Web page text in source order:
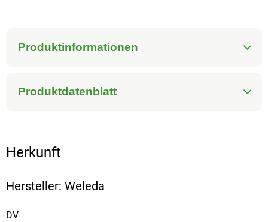
Produktinformationen
Produktdatenblatt
Herkunft
Hersteller: Weleda
DV